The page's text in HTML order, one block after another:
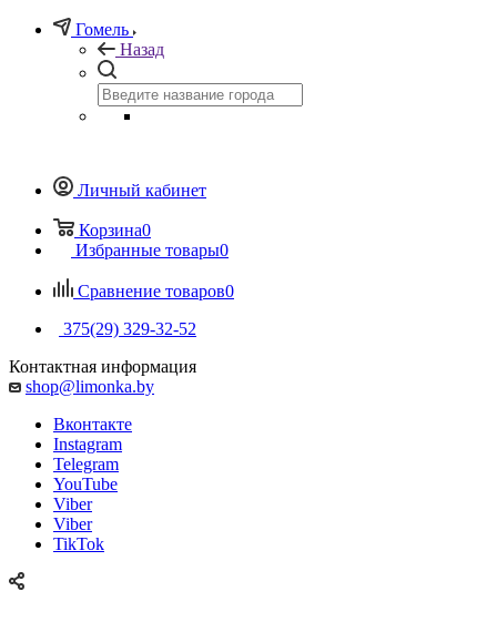
Гомель
Назад
Личный кабинет
Корзина0
Избранные товары0
Сравнение товаров0
375(29) 329-32-52
Контактная информация
shop@limonka.by
Вконтакте
Instagram
Telegram
YouTube
Viber
Viber
TikTok